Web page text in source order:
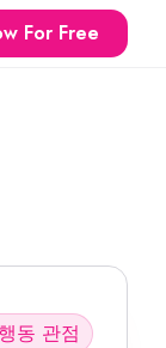
For Free
행동 관점